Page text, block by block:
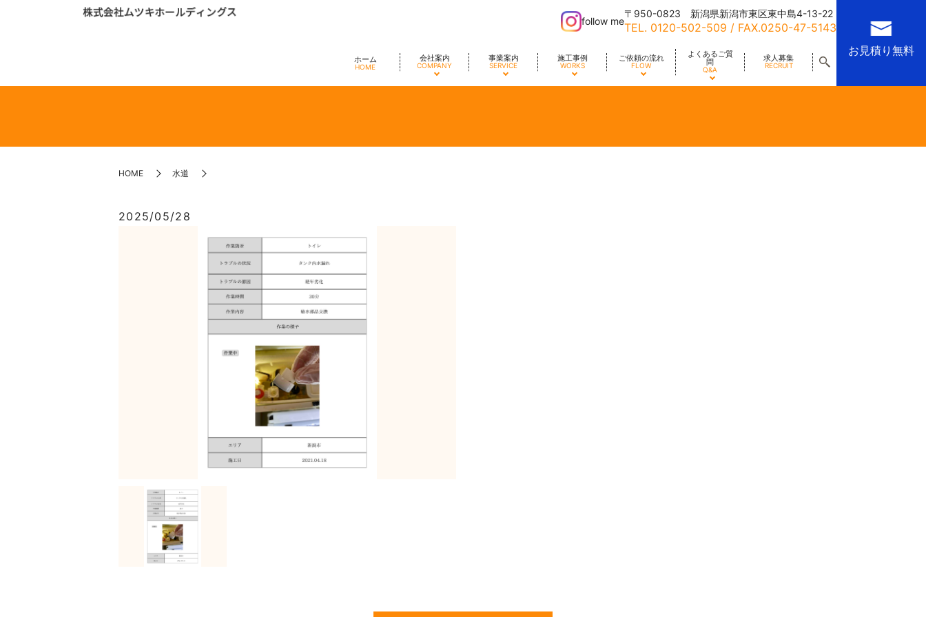
ホーム
HOME
会社案内
COMPANY
事業案内
SERVICE
施工事例
WORKS
ご依頼の流れ
FLOW
よくあるご質
問
Q&A
求人募集
RECRUIT
follow me
〒950-0823 新潟県新潟市東区東中島4-13-22
TEL. 0120-502-509 / FAX.0250-47-5143
お見積り無料
HOME 水道
2025/05/28